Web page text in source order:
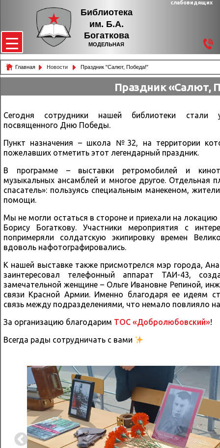
Библиотека
им. Б.А.
Богаткова
МОДЕЛЬНАЯ
слабовидящих
Главная Новости Праздник "Салют, Победа!"
Праздник «Салют,
Сегодня сотрудники нашей библиотеки стали
посвященного Дню Победы.
Пункт назначения – школа №32, на территории
пожелавших отметить этот легендарный праздник.
В программе – выставки ретромобилей и
музыкальных ансамблей и многое другое. Отдельная
спасатель»: пользуясь специальным манекеном,
помощи.
Мы не могли остаться в стороне и приехали на
Борису Богаткову. Участники мероприятия с
попримеряли солдатскую экипировку времен
вдоволь нафотографировались.
К нашей выставке также присмотрелся мэр города,
заинтересовал телефонный аппарат ТАИ-43,
замечательной женщине – Ольге Ивановне Репиной,
связи Красной Армии. Именно благодаря ее идеям
связь между подразделениями, что немало повлияло
За организацию благодарим ТОС «Добролюбовский»!
Всегда рады сотрудничать с вами